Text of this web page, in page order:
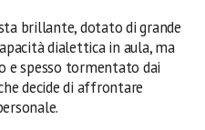
brillante, dotato di grande
dialettica in aula, ma
e spesso tormentato dai
decide di affrontare